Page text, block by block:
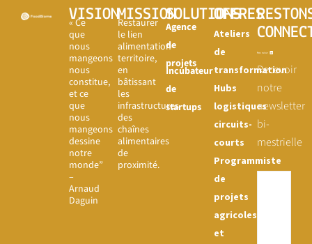
VISION
« Ce
que
nous
mangeons
nous
constitue,
et ce
que
nous
mangeons
dessine
notre
monde”
–
Arnaud
Daguin
MISSION
Restaurer
le lien
alimentation-
territoire,
en
bâtissant
les
infrastructures
des
chaînes
alimentaires
de
proximité.
SOLUTIONS
Agence
de
projets
Incubateur
de
startups
OFFRES
Ateliers
de
transformation
Hubs
logistiques
circuits-
courts
Programmiste
de
projets
agricoles
et
Recevoir
notre
newsletter
bi-
mestrielle